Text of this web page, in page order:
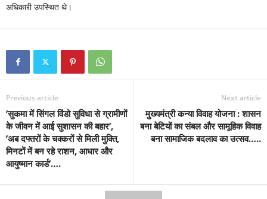
अधिकारी उपस्थित थे।
Previous article
’सुकमा में सिंगल विंडो सुविधा से ग्रामीणों
के जीवन में आई सुशासन की बहार’,
’अब दफ्तरों के चक्करों से मिली मुक्ति,
मिनटों में बन रहे राशन, आधार और
आयुष्मान कार्ड’….
Next article
मुख्यमंत्री कन्या विवाह योजना : शासन
बना बेटियों का संबल और सामूहिक विवाह
बना सामाजिक बदलाव का उत्सव…..